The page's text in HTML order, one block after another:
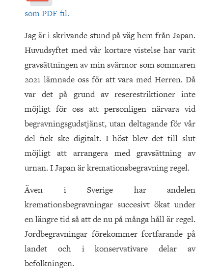
som PDF-fil.
Jag är i skrivande stund på väg hem från Japan.
Huvudsyftet med vår kortare vistelse har varit
gravsättningen av min svärmor som sommaren
2021 lämnade oss för att vara med Herren. Då
var det på grund av reserestriktioner inte
möjligt för oss att personligen närvara vid
begravningsgudstjänst, utan deltagande för vår
del fick ske digitalt. I höst blev det till slut
möjligt att arrangera med gravsättning av
urnan. I Japan är kremationsbegravning regel.
Även i Sverige har andelen
kremationsbegravningar succesivt ökat under
en längre tid så att de nu på många håll är regel.
Jordbegravningar förekommer fortfarande på
landet och i konservativare delar av
befolkningen.